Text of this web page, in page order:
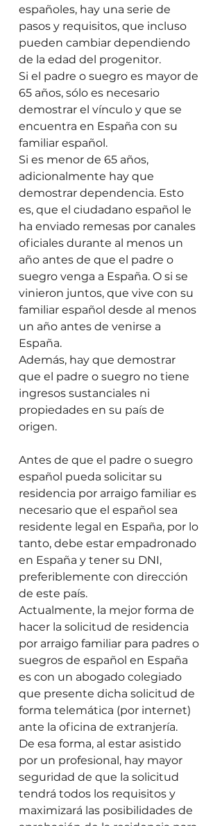
españoles, hay una serie de
pasos y requisitos, que incluso
pueden cambiar dependiendo
de la edad del progenitor.
Si el padre o suegro es mayor de
65 años, sólo es necesario
demostrar el vínculo y que se
encuentra en España con su
familiar español.
Si es menor de 65 años,
adicionalmente hay que
demostrar dependencia. Esto
es, que el ciudadano español le
ha enviado remesas por canales
oficiales durante al menos un
año antes de que el padre o
suegro venga a España. O si se
vinieron juntos, que vive con su
familiar español desde al menos
un año antes de venirse a
España.
Además, hay que demostrar
que el padre o suegro no tiene
ingresos sustanciales ni
propiedades en su país de
origen.
Antes de que el padre o suegro
español pueda solicitar su
residencia por arraigo familiar es
necesario que el español sea
residente legal en España, por lo
tanto, debe estar empadronado
en España y tener su DNI,
preferiblemente con dirección
de este país.
Actualmente, la mejor forma de
hacer la solicitud de residencia
por arraigo familiar para padres o
suegros de español en España
es con un abogado colegiado
que presente dicha solicitud de
forma telemática (por internet)
ante la oficina de extranjería.
De esa forma, al estar asistido
por un profesional, hay mayor
seguridad de que la solicitud
tendrá todos los requisitos y
maximizará las posibilidades de